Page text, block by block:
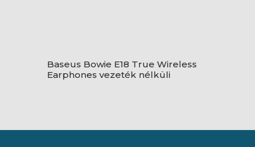
Baseus Bowie E18 True Wireless
Earphones vezeték nélküli